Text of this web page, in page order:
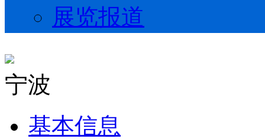
展览报道
宁波
基本信息